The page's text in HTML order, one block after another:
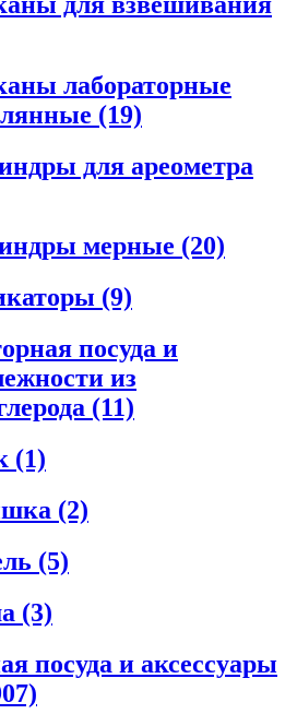
лабораторные
(19)
для ареометра
мерные (20)
(9)
посуда и
из
(11)
(1)
(2)
(5)
(3)
посуда и аксессуары